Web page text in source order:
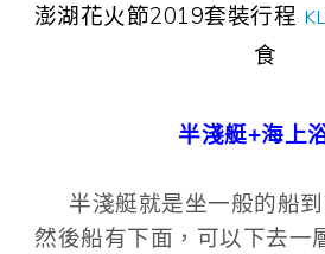
澎湖花火節2019套裝行程
食
半淺艇+海上
半淺艇就是坐一般的船
然後船有下面，可以下去一